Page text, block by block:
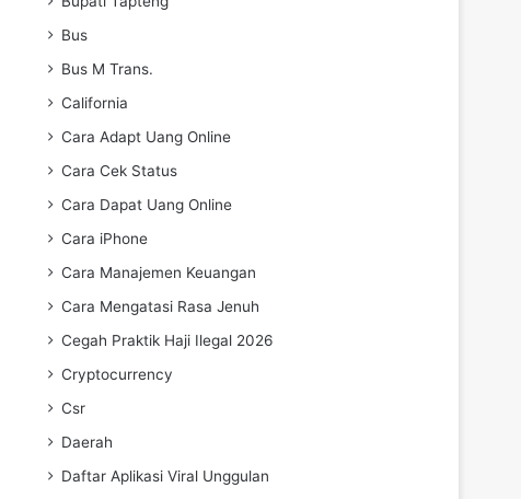
Bus
Bus M Trans.
California
Cara Adapt Uang Online
Cara Cek Status
Cara Dapat Uang Online
Cara iPhone
Cara Manajemen Keuangan
Cara Mengatasi Rasa Jenuh
Cegah Praktik Haji Ilegal 2026
Cryptocurrency
Csr
Daerah
Daftar Aplikasi Viral Unggulan